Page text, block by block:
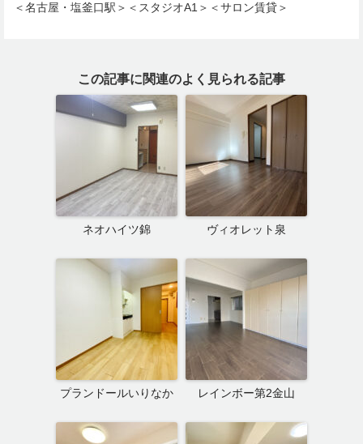
＜名古屋・塩釜口駅＞＜スタジオA1＞＜サロン賃貸＞
この記事に関連のよく見られる記事
ネオハイツ錦 ヴィオレット泉
プランドールいりなか レインボー第2金山